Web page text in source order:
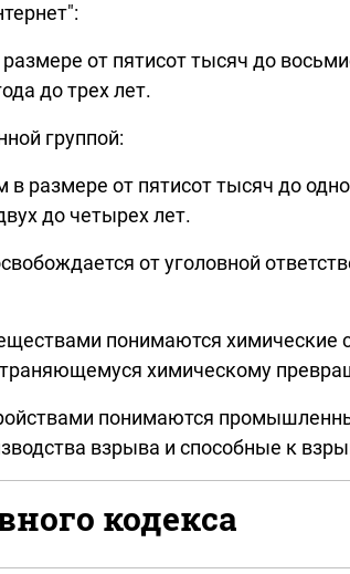
от пятисот тысяч до
до трех лет.
группой:
размере от пятисот тысяч до
до четырех лет.
от уголовной
понимаются химические
химическому
понимаются
взрыва и способные к
кодекса